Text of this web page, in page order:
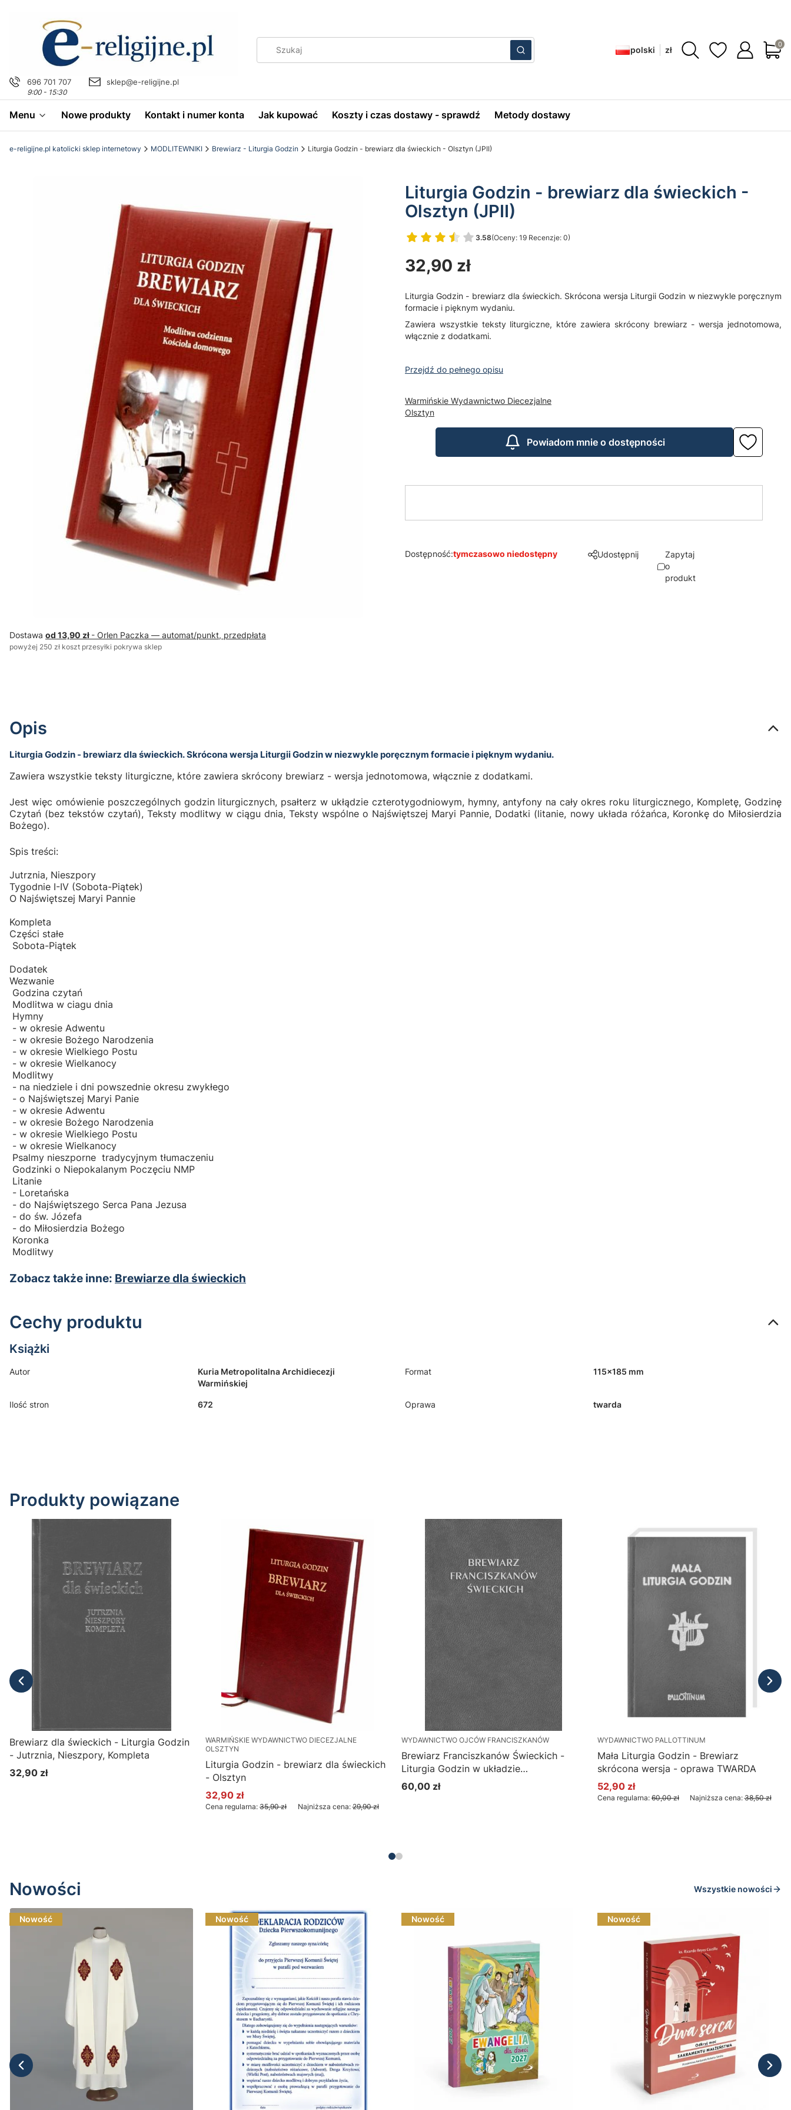
696 701 707
9:00 - 15:30
sklep@e-religijne.pl
WyczyśćSzukaj polski zł
Menu Nowe produkty Kontakt i numer konta Jak kupować Koszty i czas dostawy - sprawdź Metody dostawy
e-religijne.pl katolicki sklep internetowy MODLITEWNIKI Brewiarz - Liturgia Godzin Liturgia Godzin - brewiarz dla świeckich - Olsztyn (JPII)
Dostawa od 13,90 zł - Orlen Paczka — automat/punkt, przedpłata
powyżej 250 zł koszt przesyłki pokrywa sklep
Liturgia Godzin - brewiarz dla świeckich -
Olsztyn (JPII)
3.58(Oceny: 19 Recenzje: 0)
Przejdź do sekcji Opinie
Cena
32,90 zł
Liturgia Godzin - brewiarz dla świeckich. Skrócona wersja Liturgii Godzin w niezwykle poręcznym
formacie i pięknym wydaniu.
Zawiera wszystkie teksty liturgiczne, które zawiera skrócony brewiarz - wersja jednotomowa,
włącznie z dodatkami.
Przejdź do pełnego opisu
Warmińskie Wydawnictwo Diecezjalne
Olsztyn
Powiadom mnie o dostępności
Dostępność:tymczasowo niedostępny Udostępnij
Zapytaj
o
produkt
Opis
Liturgia Godzin - brewiarz dla świeckich. Skrócona wersja Liturgii Godzin w niezwykle poręcznym formacie i pięknym wydaniu.
Zawiera wszystkie teksty liturgiczne, które zawiera skrócony brewiarz - wersja jednotomowa, włącznie z dodatkami.
Jest więc omówienie poszczególnych godzin liturgicznych, psałterz w ukłądzie czterotygodniowym, hymny, antyfony na cały okres roku liturgicznego, Kompletę, Godzinę
Czytań (bez tekstów czytań), Teksty modlitwy w ciągu dnia, Teksty wspólne o Najświętszej Maryi Pannie, Dodatki (litanie, nowy układa różańca, Koronkę do Miłosierdzia
Bożego).
Spis treści:
Jutrznia, Nieszpory
Tygodnie I-IV (Sobota-Piątek)
O Najświętszej Maryi Pannie
Kompleta
Części stałe
Sobota-Piątek
Dodatek
Wezwanie
Godzina czytań
Modlitwa w ciagu dnia
Hymny
- w okresie Adwentu
- w okresie Bożego Narodzenia
- w okresie Wielkiego Postu
- w okresie Wielkanocy
Modlitwy
- na niedziele i dni powszednie okresu zwykłego
- o Najświętszej Maryi Panie
- w okresie Adwentu
- w okresie Bożego Narodzenia
- w okresie Wielkiego Postu
- w okresie Wielkanocy
Psalmy nieszporne tradycyjnym tłumaczeniu
Godzinki o Niepokalanym Poczęciu NMP
Litanie
- Loretańska
- do Najświętszego Serca Pana Jezusa
- do św. Józefa
- do Miłosierdzia Bożego
Koronka
Modlitwy
Zobacz także inne: Brewiarze dla świeckich
Cechy produktu
Książki
Autor
Kuria Metropolitalna Archidiecezji
Warmińskiej
Format 115x185 mm
Ilość stron 672 Oprawa twarda
Produkty powiązane
Brewiarz dla świeckich - Liturgia Godzin
- Jutrznia, Nieszpory, Kompleta
Cena
32,90 zł
WARMIŃSKIE WYDAWNICTWO DIECEZJALNE
OLSZTYN
Liturgia Godzin - brewiarz dla świeckich
- Olsztyn
Cena promocyjna
32,90 zł
Cena regularna: 35,90 zł Najniższa cena: 29,90 zł
WYDAWNICTWO OJCÓW FRANCISZKANÓW
Brewiarz Franciszkanów Świeckich -
Liturgia Godzin w układzie
czterotygodniowym - Jutrznia,
Nieszpory, Kompleta
Cena
60,00 zł
WYDAWNICTWO PALLOTTINUM
Mała Liturgia Godzin - Brewiarz
skrócona wersja - oprawa TWARDA
Cena promocyjna
52,90 zł
Cena regularna: 60,00 zł Najniższa cena: 38,50 zł
Nowości Wszystkie nowości
Nowość Nowość Nowość Nowość